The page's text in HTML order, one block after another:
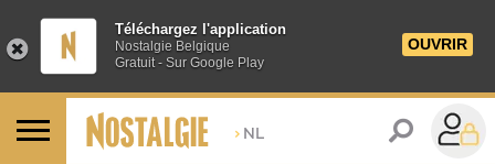
Téléchargez l'application
Nostalgie Belgique
Gratuit - Sur Google Play
OUVRIR
> NL